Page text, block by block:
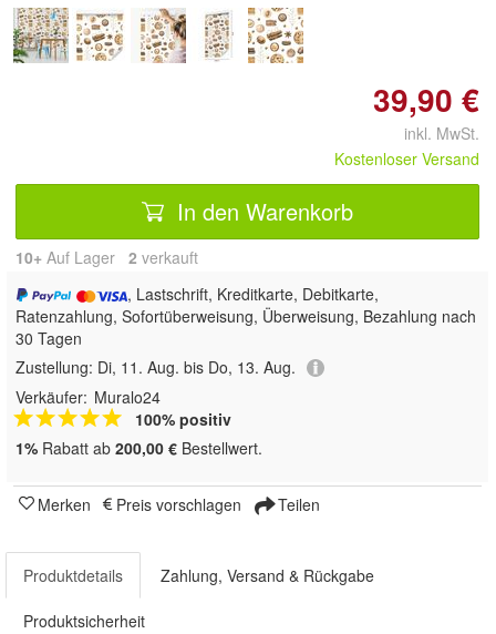
39,90 €
inkl. MwSt.
Kostenloser Versand
In den Warenkorb
10+ Auf Lager 2 verkauft
, Lastschrift, Kreditkarte, Debitkarte,
Ratenzahlung, Sofortüberweisung, Überweisung, Bezahlung nach
30 Tagen
Zustellung: Di, 11. Aug. bis Do, 13. Aug.
Verkäufer: Muralo24
100% positiv
1% Rabatt ab 200,00 € Bestellwert.
Merken Preis vorschlagen Teilen
Produktdetails Zahlung, Versand & Rückgabe
Produktsicherheit